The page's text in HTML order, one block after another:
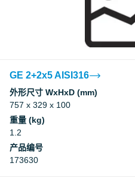
GE 2+2x5 AISI316
外形尺寸 WxHxD (mm)
757 x 329 x 100
重量 (kg)
1.2
产品编号
173630